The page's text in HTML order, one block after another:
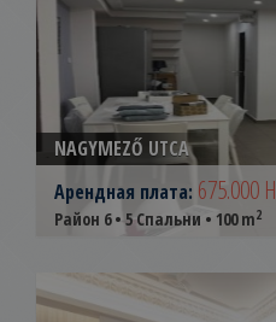
NAGYMEZŐ UTCA
Арендная плата: 675.000
Район 6 • 5 Спальни • 100 m2